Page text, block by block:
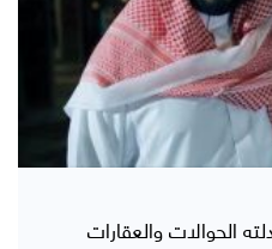
الحوالات والعقارات